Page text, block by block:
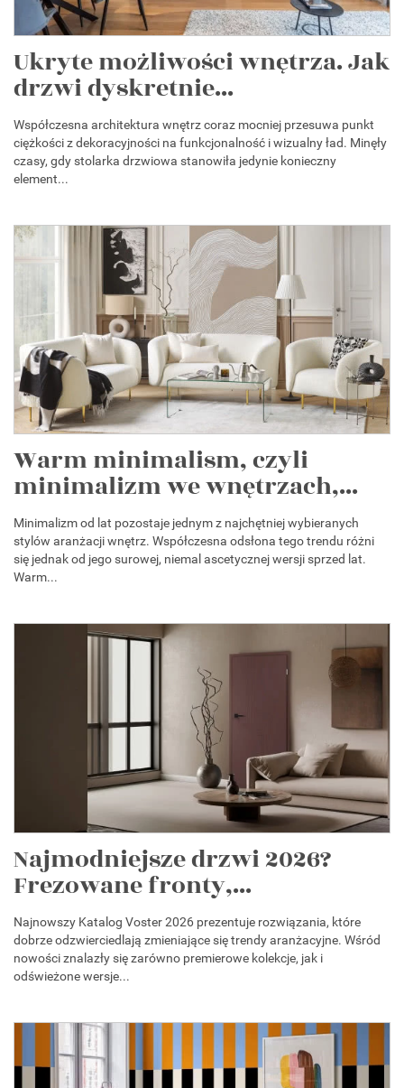
Ukryte możliwości wnętrza. Jak
drzwi dyskretnie...
Współczesna architektura wnętrz coraz mocniej przesuwa punkt
ciężkości z dekoracyjności na funkcjonalność i wizualny ład. Minęły
czasy, gdy stolarka drzwiowa stanowiła jedynie konieczny
element...
Warm minimalism, czyli
minimalizm we wnętrzach,...
Minimalizm od lat pozostaje jednym z najchętniej wybieranych
stylów aranżacji wnętrz. Współczesna odsłona tego trendu różni
się jednak od jego surowej, niemal ascetycznej wersji sprzed lat.
Warm...
Najmodniejsze drzwi 2026?
Frezowane fronty,...
Najnowszy Katalog Voster 2026 prezentuje rozwiązania, które
dobrze odzwierciedlają zmieniające się trendy aranżacyjne. Wśród
nowości znalazły się zarówno premierowe kolekcje, jak i
odświeżone wersje...